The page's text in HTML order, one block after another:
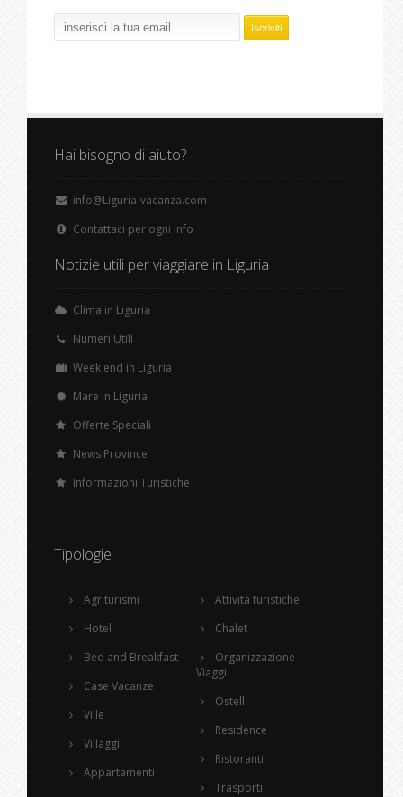
Hai bisogno di aiuto?
info@Liguria-vacanza.com
Contattaci per ogni info
Notizie utili per viaggiare in Liguria
Clima in Liguria
Numeri Utili
Week end in Liguria
Mare in Liguria
Offerte Speciali
News Province
Informazioni Turistiche
Tipologie
Agriturismi
Hotel
Bed and Breakfast
Case Vacanze
Ville
Villaggi
Appartamenti
Attività turistiche
Chalet
Organizzazione
Viaggi
Ostelli
Residence
Ristoranti
Trasporti